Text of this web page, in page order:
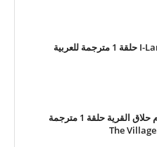
برنامج بارك بوغوم حلاق القرية حلقة 1 مترجمة